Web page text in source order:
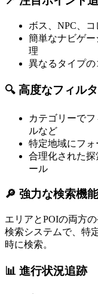
ボス、NPC、
簡単なナビゲ
理
異なるタイプ
🔍 高度なフィル
カテゴリーで
ルなど
特定地域にフ
合理化された
ール
🔎 強力な検索機能
エリアとPOIの両方
検索システムで、特
時に検索。
📊 進行状況追跡